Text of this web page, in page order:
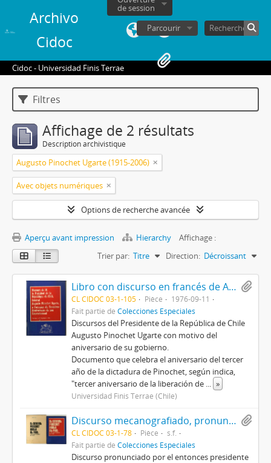
Archivo
Cidoc
de session
Parcourir
Cidoc - Universidad Finis Terrae
Filtres
Affichage de 2 résultats
Description archivistique
Augusto Pinochet Ugarte (1915-2006)
Avec objets numériques
Options de recherche avancée
Aperçu avant impression Hierarchy
Affichage :
Trier par: Titre Direction: Décroissant
Libro con discurso en francés de Augusto Pinochet, con motivo de la conmemoración del tercer aniversario del Gobierno, titulado Discours de M. le Président de la République du Chilí, Général Augusto Pinochet Ugarte, à l'occasion du Troisième Anniversaire de son Gouvernement
CL CIDOC 03-1-105 Pièce
1976-09-11
Fait partie de Colecciones Especiales
Discursos del Presidente de la República de Chile
Augusto Pinochet Ugarte con motivo del
aniversario de su gobierno.
Documento que celebra el aniversario del tercer
año de la dictadura de Pinochet, según indica,
"tercer aniversario de la liberación de ... »
Universidad Finis Terrae (Chile)
Discurso mecanografiado, pronunciado por Augusto Pinochet, titulado El general Pinochet habla al país: 11 de septiembre de 1976
CL CIDOC 03-1-78 Pièce
s.f.
Fait partie de Colecciones Especiales
Discurso pronunciado por el entonces presidente